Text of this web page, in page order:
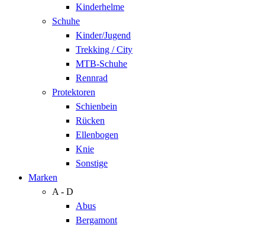
Kinderhelme
Schuhe
Kinder/Jugend
Trekking / City
MTB-Schuhe
Rennrad
Protektoren
Schienbein
Rücken
Ellenbogen
Knie
Sonstige
Marken
A - D
Abus
Bergamont